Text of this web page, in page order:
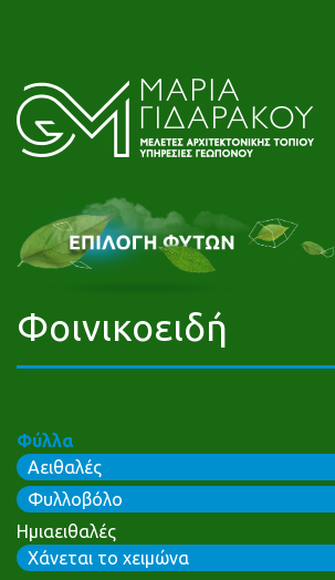
Φοινικοειδή
Φύλλα
Αειθαλές
Φυλλοβόλο
Ημιαειθαλές
Χάνεται το χειμώνα